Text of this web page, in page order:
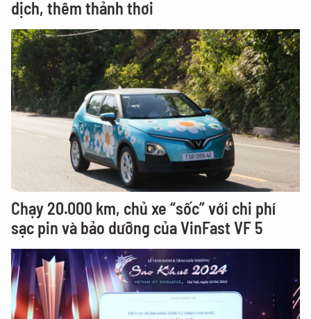
dịch, thêm thảnh thơi
Chạy 20.000 km, chủ xe “sốc” với chi phí
sạc pin và bảo dưỡng của VinFast VF 5